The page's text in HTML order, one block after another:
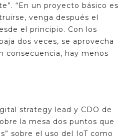
“En un proyecto básico es
venga después el
el principio. Con los
dos veces, se aprovecha
consecuencia, hay menos
strategy lead y CDO de
la mesa dos puntos que
sobre el uso del IoT como